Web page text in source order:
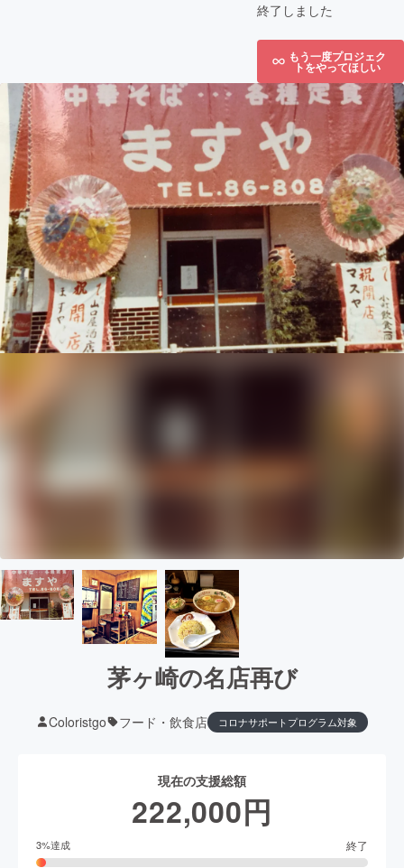
終了しました
もう一度プロジェク
トをやってほしい
茅ヶ崎の名店再び
Coloristgo フード・飲食店 コロナサポートプログラム対象
現在の支援総額
222,000円
3%達成 終了